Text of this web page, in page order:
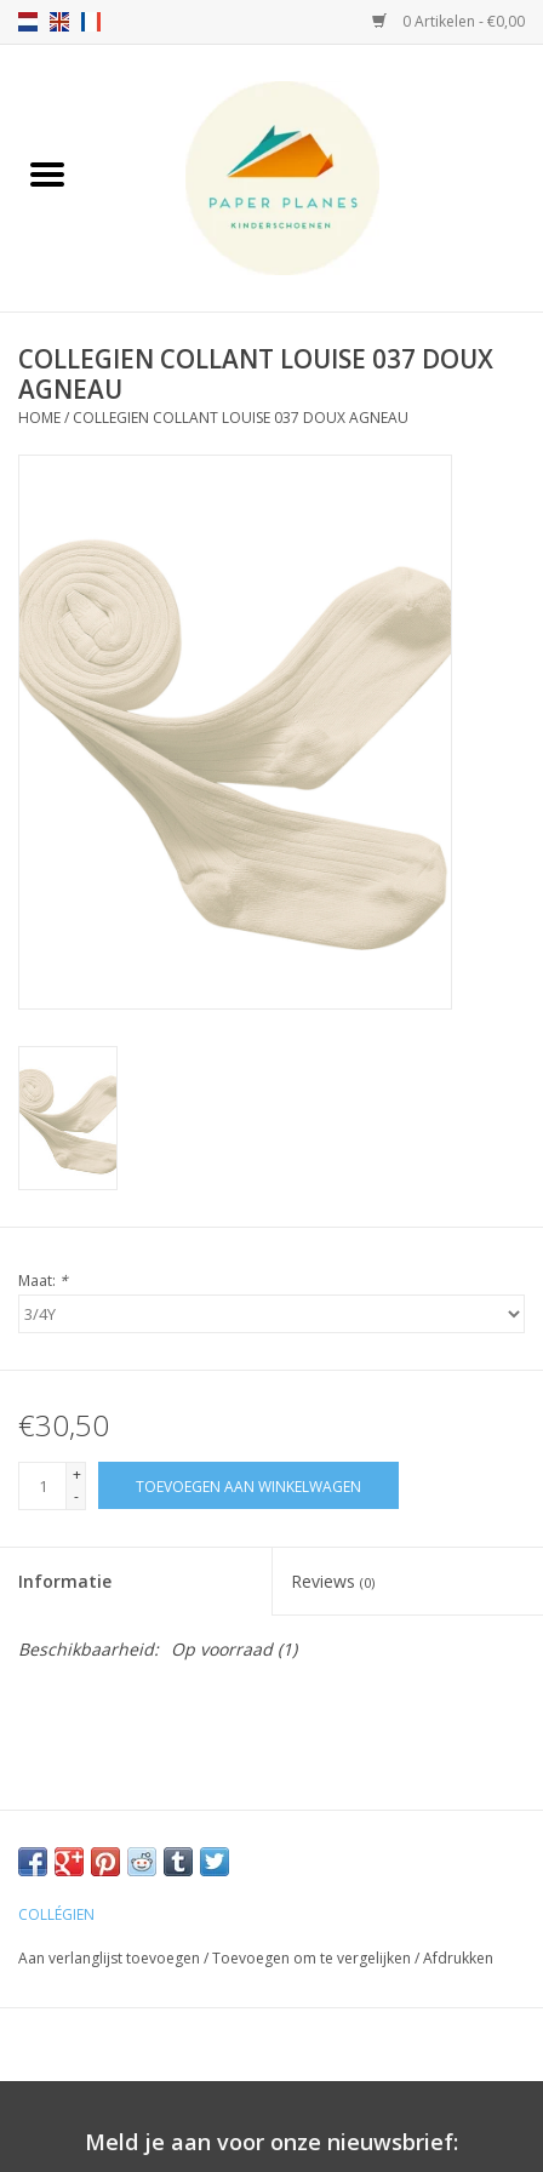
0 Artikelen - €0,00
FW26-27
HELLO HOSSY petten
SOFTSOLES
ACCESSOIRES
Cadeaubonnen
METEN IS WETEN!
#MYCLIENTSARETHECUTEST
COLLEGIEN COLLANT LOUISE 037 DOUX
AGNEAU
HOME/ COLLEGIEN COLLANT LOUISE 037 DOUX AGNEAU
Maat: *
€30,50
+
-
TOEVOEGEN AAN WINKELWAGEN
Informatie Reviews (0)
Beschikbaarheid: Op voorraad(1)
COLLÉGIEN
Aan verlanglijst toevoegen /Toevoegen om te vergelijken /Afdrukken
Meld je aan voor onze nieuwsbrief: